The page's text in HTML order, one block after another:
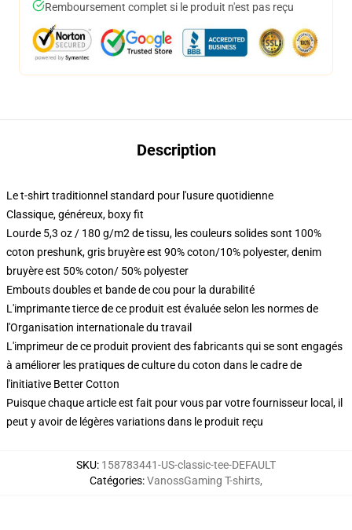
Remboursement complet si le produit n'est pas reçu
Description
Le t-shirt traditionnel standard pour l'usure quotidienne
Classique, généreux, boxy fit
Lourde 5,3 oz / 180 g/m2 de tissu, les couleurs solides sont 100%
coton preshunk, gris bruyère est 90% coton/10% polyester, denim
bruyère est 50% coton/ 50% polyester
Embouts doubles et bande de cou pour la durabilité
L'imprimante tierce de ce produit est évaluée selon les normes de
l'Organisation internationale du travail
L'imprimeur de ce produit provient des fabricants qui se sont engagés
à améliorer les pratiques de culture du coton dans le cadre de
l'initiative Better Cotton
Puisque chaque article est fait pour vous par votre fournisseur local, il
peut y avoir de légères variations dans le produit reçu
SKU: 158783441-US-classic-tee-DEFAULT
Catégories:VanossGaming T-shirts,